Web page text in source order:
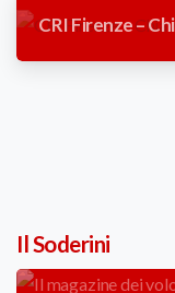
CRI Firenze –
Il Soderini